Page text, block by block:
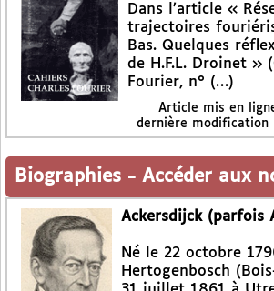
Dans l’article «
trajectoires
Bas. Quelques
de H.F.L. Droinet »
Fourier, n° (…)
Article mis en
dernière modification
Biographies - Accéder aux
Ackersdijck (parfois
Né le 22 octobre
Hertogenbosch